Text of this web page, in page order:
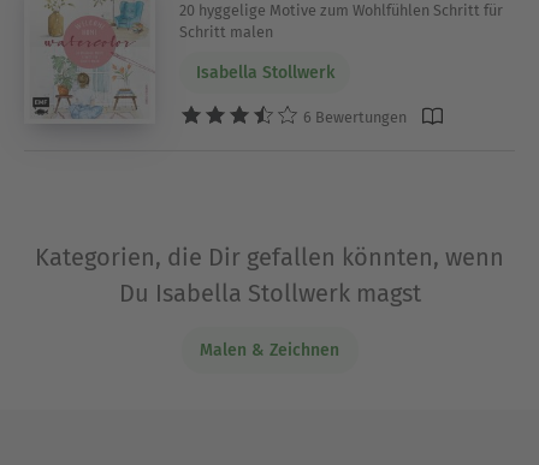
20 hyggelige Motive zum Wohlfühlen Schritt für
Schritt malen
Isabella Stollwerk
6 Bewertungen
Kategorien, die Dir gefallen könnten, wenn
Du Isabella Stollwerk magst
Malen & Zeichnen